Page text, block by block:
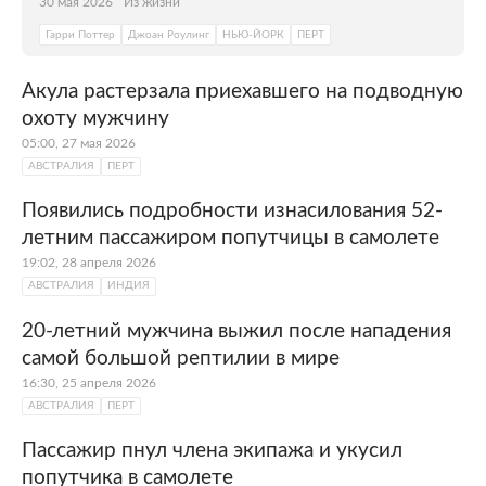
Гарри Поттер Джоан Роулинг НЬЮ-ЙОРК ПЕРТ
Акула растерзала приехавшего на подводную
охоту мужчину
05:00, 27 мая 2026
АВСТРАЛИЯ ПЕРТ
Появились подробности изнасилования 52-
летним пассажиром попутчицы в самолете
19:02, 28 апреля 2026
АВСТРАЛИЯ ИНДИЯ
20-летний мужчина выжил после нападения
самой большой рептилии в мире
16:30, 25 апреля 2026
АВСТРАЛИЯ ПЕРТ
Пассажир пнул члена экипажа и укусил
попутчика в самолете